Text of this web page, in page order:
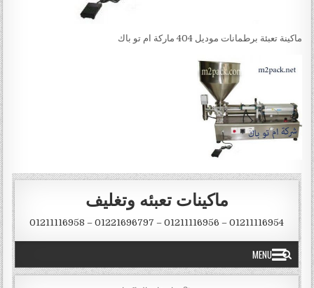
ماكينة تعبئة برطمانات موديل 404 ماركة ام تو باك